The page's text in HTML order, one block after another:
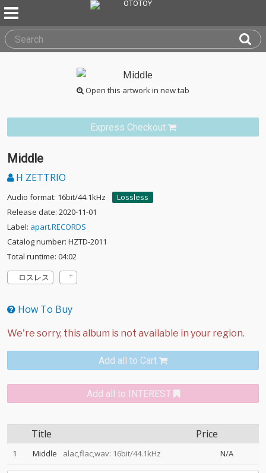
Open this artwork in new tab
Express Checkout
Middle
H ZETTRIO
Audio format: 16bit/44.1kHz
Lossless
Release date: 2020-11-01
Label: apart.RECORDS
Catalog number: HZTD-2011
Total runtime: 04:02
ロスレス
How To Buy
Add all to Cart
Add all to INTEREST
Title Price
1 Middle alac,flac,wav: 16bit/44.1kHz N/A